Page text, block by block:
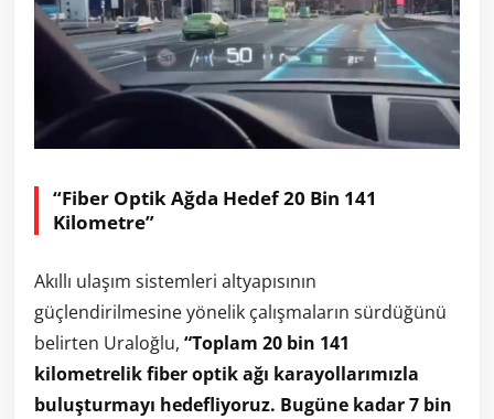
“Fiber Optik Ağda Hedef 20 Bin 141
Kilometre”
Akıllı ulaşım sistemleri altyapısının
güçlendirilmesine yönelik çalışmaların sürdüğünü
belirten Uraloğlu, “Toplam 20 bin 141
kilometrelik fiber optik ağı karayollarımızla
buluşturmayı hedefliyoruz. Bugüne kadar 7 bin